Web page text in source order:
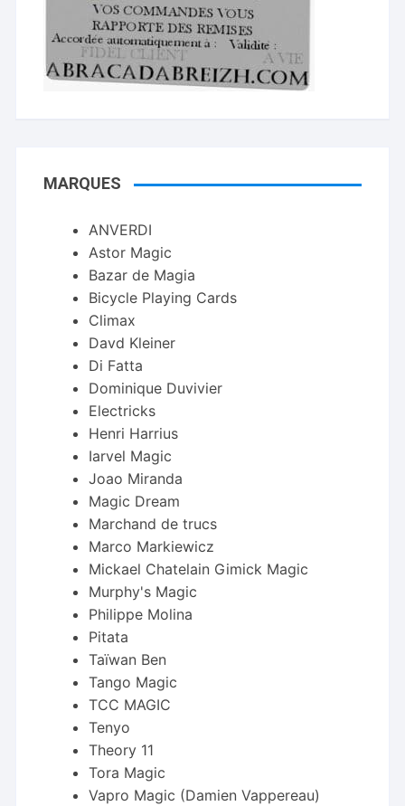
MARQUES
ANVERDI
Astor Magic
Bazar de Magia
Bicycle Playing Cards
Climax
Davd Kleiner
Di Fatta
Dominique Duvivier
Electricks
Henri Harrius
Iarvel Magic
Joao Miranda
Magic Dream
Marchand de trucs
Marco Markiewicz
Mickael Chatelain Gimick Magic
Murphy's Magic
Philippe Molina
Pitata
Taïwan Ben
Tango Magic
TCC MAGIC
Tenyo
Theory 11
Tora Magic
Vapro Magic (Damien Vappereau)